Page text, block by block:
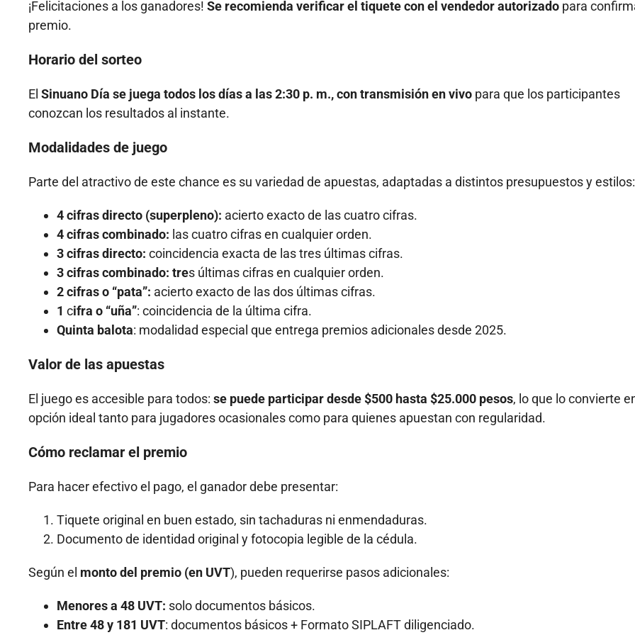
¡Felicitaciones a los ganadores! Se recomienda verificar el tiquete con el vendedor autorizado para
premio.
Horario del sorteo
El Sinuano Día se juega todos los días a las 2:30 p. m., con transmisión en vivo para que los participantes
conozcan los resultados al instante.
Modalidades de juego
Parte del atractivo de este chance es su variedad de apuestas, adaptadas a distintos presupuestos y estilos:
4 cifras directo (superpleno): acierto exacto de las cuatro cifras.
4 cifras combinado: las cuatro cifras en cualquier orden.
3 cifras directo: coincidencia exacta de las tres últimas cifras.
3 cifras combinado: tres últimas cifras en cualquier orden.
2 cifras o “pata”: acierto exacto de las dos últimas cifras.
1 cifra o “uña”: coincidencia de la última cifra.
Quinta balota: modalidad especial que entrega premios adicionales desde 2025.
Valor de las apuestas
El juego es accesible para todos: se puede participar desde $500 hasta $25.000 pesos, lo que lo convierte
opción ideal tanto para jugadores ocasionales como para quienes apuestan con regularidad.
Cómo reclamar el premio
Para hacer efectivo el pago, el ganador debe presentar:
Tiquete original en buen estado, sin tachaduras ni enmendaduras.
Documento de identidad original y fotocopia legible de la cédula.
Según el monto del premio (en UVT), pueden requerirse pasos adicionales:
Menores a 48 UVT: solo documentos básicos.
Entre 48 y 181 UVT: documentos básicos + Formato SIPLAFT diligenciado.